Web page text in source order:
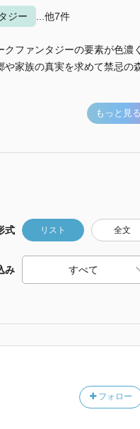
ジー ...他7件
ファンタジーの要素が色濃
家族の真実を求めて禁忌の
もっと見る
式 リスト 全文
み
フォロー